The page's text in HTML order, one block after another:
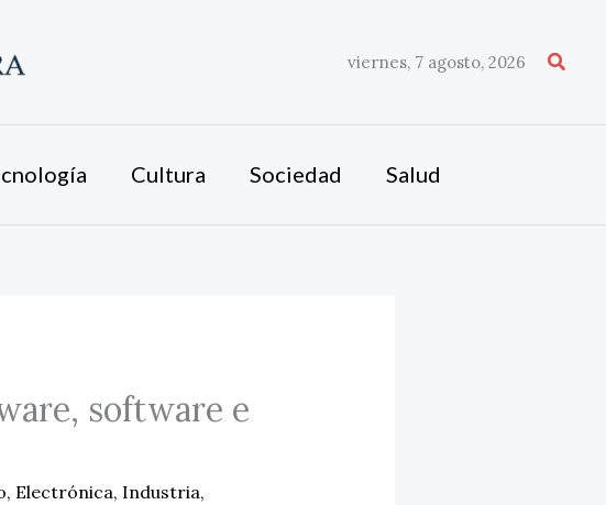
viernes, 7 agosto, 2026
Cultura Sociedad Salud
software e
, Electrónica, Industria,